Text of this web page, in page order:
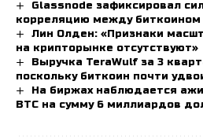
Glassnode зафиксировал
корреляцию между биткоином
Лин Олден: «Признаки
на крипторынке отсутствуют»
Выручка TeraWulf за 3
поскольку биткоин почти
На биржах наблюдается
BTC на сумму 6 миллиардов